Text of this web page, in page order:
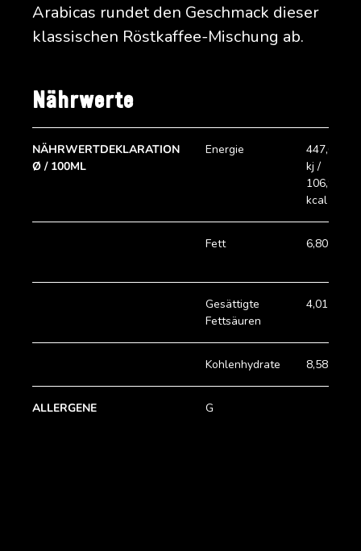
Arabicas rundet den Geschmack dieser
klassischen Röstkaffee-Mischung ab.
Nährwerte
NÄHRWERTDEKLARATION
Ø / 100ML
Energie
447,68
kj /
106,92
kcal
Fett 6,80 g
Gesättigte
Fettsäuren
4,01 g
Kohlenhydrate 8,58 g
ALLERGENE G